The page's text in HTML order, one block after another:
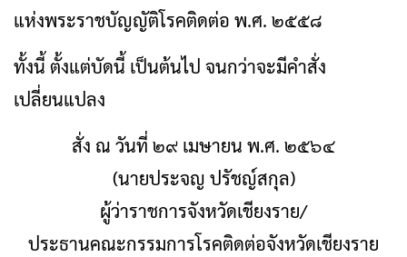
แห่งพระราชบัญญัติโรคติดต่อ พ.ศ. ๒๕๕๘
ทั้งนี้ ตั้งแต่บัดนี้ เป็นต้นไป จนกว่าจะมีคำสั่ง
เปลี่ยนแปลง
สั่ง ณ วันที่ ๒๙ เมษายน พ.ศ. ๒๕๖๔
(นายประจญ ปรัชญ์สกุล)
ผู้ว่าราชการจังหวัดเชียงราย/
ประธานคณะกรรมการโรคติดต่อจังหวัดเชียงราย